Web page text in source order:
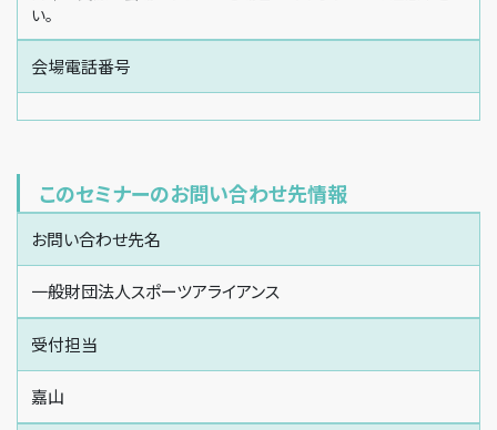
い。
会場電話番号
このセミナーのお問い合わせ先情報
お問い合わせ先名
一般財団法人スポーツアライアンス
受付担当
嘉山